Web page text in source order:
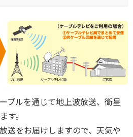
ブルを通じて地上波放送、衛星
す。
送をお届けしますので、天気や